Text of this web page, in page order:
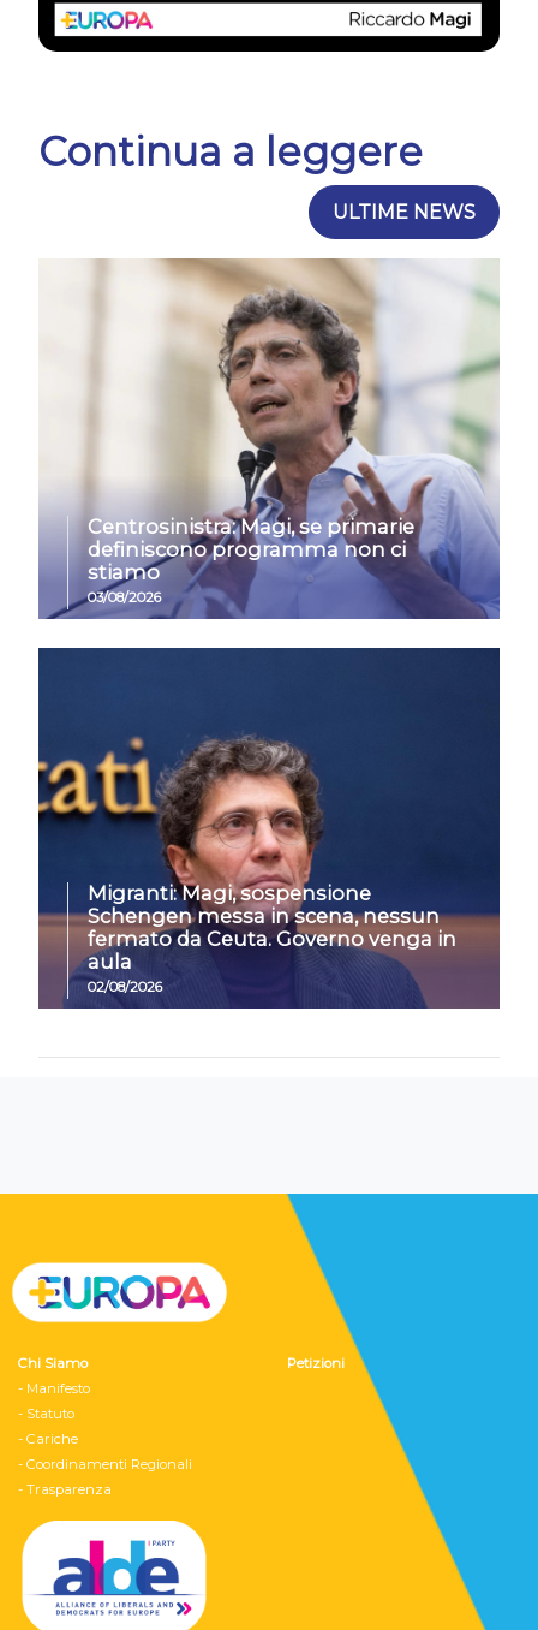
Continua a leggere
ULTIME NEWS
Centrosinistra: Magi, se primarie
definiscono programma non ci
stiamo
03/08/2026
Migranti: Magi, sospensione
Schengen messa in scena, nessun
fermato da Ceuta. Governo venga in
aula
02/08/2026
Chi Siamo
- Manifesto
- Statuto
- Cariche
- Coordinamenti Regionali
- Trasparenza
Petizioni